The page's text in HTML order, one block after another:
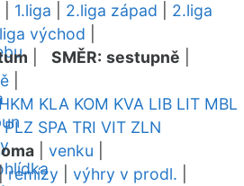
1.liga 2.liga západ
2.liga
východ
SMĚR: sestupně
KLA KOM KVA LIB LIT MBL
PLZ SPA TRI VIT ZLN
venku
remízy výhry v prodl.